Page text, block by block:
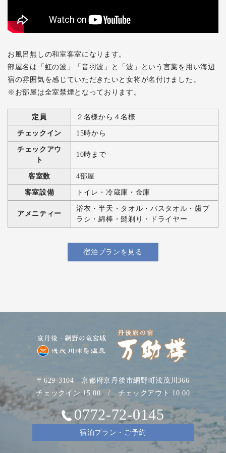
お風呂無しの和室客室になります。
部屋名は「虹の波」「音羽波」と「波」という言葉を用い海辺
宿の雰囲気を感じていただきたいと女将が名付けました。
※お部屋は全室禁煙となっております。
定員 ２名様から４名様
チェックイン 15時から
チェックアウ
ト
10時まで
客室数 4部屋
客室設備 トイレ・冷蔵庫・金庫
アメニティー
浴衣・半天・タオル・バスタオル・歯ブ
ラシ・綿棒・髭剃り・ドライヤー
宿泊プランを見る
〒629-3104 京都府京丹後市網野町浅茂川366
チェックイン 15:00 / チェックアウト 10:00
0772-72-0145
宿泊プラン・ご予約